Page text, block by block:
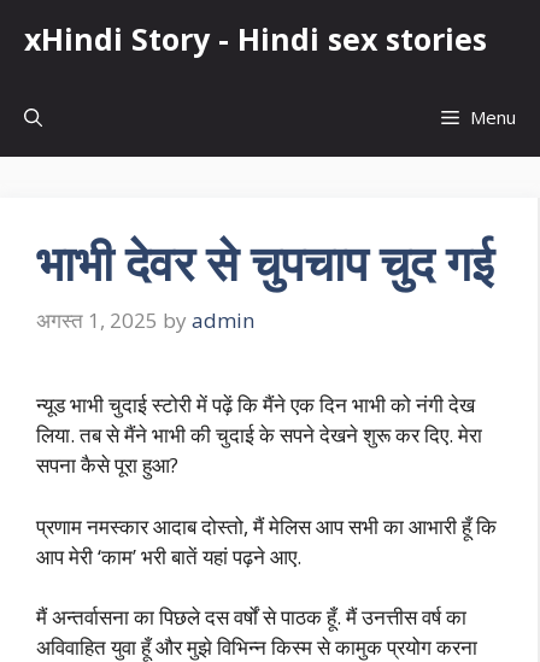
xHindi Story - Hindi sex stories
Menu
भाभी देवर से चुपचाप चुद गई
अगस्त 1, 2025 by admin
न्यूड भाभी चुदाई स्टोरी में पढ़ें कि मैंने एक दिन भाभी को नंगी देख
लिया. तब से मैंने भाभी की चुदाई के सपने देखने शुरू कर दिए. मेरा
सपना कैसे पूरा हुआ?
प्रणाम नमस्कार आदाब दोस्तो, मैं मेलिस आप सभी का आभारी हूँ कि
आप मेरी ‘काम’ भरी बातें यहां पढ़ने आए.
मैं अन्तर्वासना का पिछले दस वर्षों से पाठक हूँ. मैं उनत्तीस वर्ष का
अविवाहित युवा हूँ और मुझे विभिन्न किस्म से कामुक प्रयोग करना